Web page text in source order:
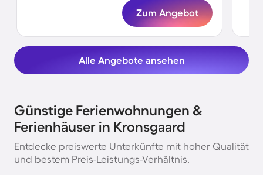
Zum Angebot
Alle Angebote ansehen
Günstige Ferienwohnungen &
Ferienhäuser in Kronsgaard
Entdecke preiswerte Unterkünfte mit hoher Qualität
und bestem Preis-Leistungs-Verhältnis.